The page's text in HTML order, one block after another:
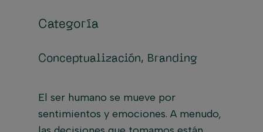
Categoría
Conceptualización, Branding
El ser humano se mueve por
sentimientos y emociones. A menudo,